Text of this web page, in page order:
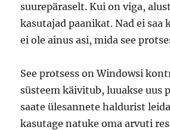
suurepäraselt. Kui on viga,
kasutajad paanikat. Nad ei saa
ei ole ainus asi, mida see
See protsess on Windowsi
süsteem käivitub, luuakse uus
saate ülesannete haldurist
kasutage natuke oma arvuti